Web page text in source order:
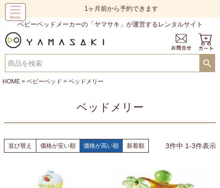
1ヶ月前から予約できます
ベビーベッドメーカーの「ヤマサキ」が運営するレンタルサイト
HOME ベビーベッド ベッドメリー
ベッドメリー
並び替え 価格が安い順 価格が高い順 新着順 3件中 1-3件表示